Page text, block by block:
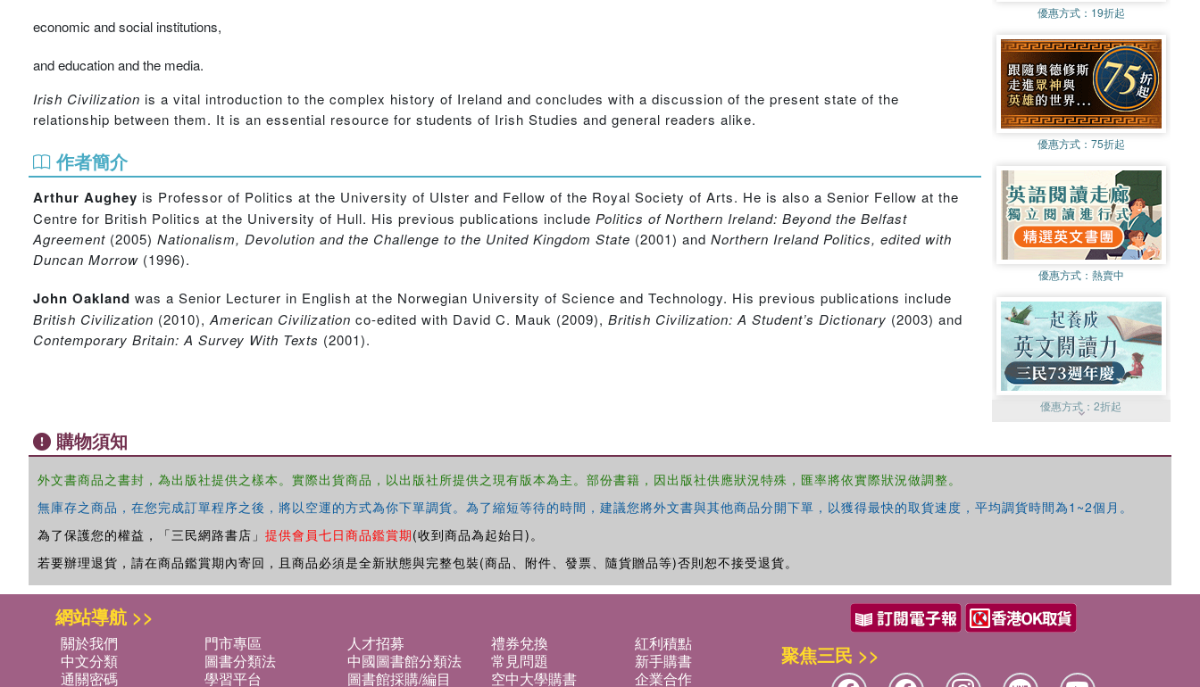
economic and social institutions,
and education and the media.
Irish Civilization is a vital introduction to the complex history of Ireland and concludes with a discussion of the present state of the
relationship between them. It is an essential resource for students of Irish Studies and general readers alike.
作者簡介
Arthur Aughey is Professor of Politics at the University of Ulster and Fellow of the Royal Society of Arts. He is also a Senior Fellow at the
Centre for British Politics at the University of Hull. His previous publications include Politics of Northern Ireland: Beyond the Belfast
Agreement (2005) Nationalism, Devolution and the Challenge to the United Kingdom State (2001) and Northern Ireland Politics, edited with
Duncan Morrow (1996).
John Oakland was a Senior Lecturer in English at the Norwegian University of Science and Technology. His previous publications include
British Civilization (2010), American Civilization co-edited with David C. Mauk (2009), British Civilization: A Student’s Dictionary (2003) and
Contemporary Britain: A Survey With Texts (2001).
優惠方式： 19折起
優惠方式： 75折起
優惠方式： 熱賣中
優惠方式：2折起
購物須知
外文書商品之書封，為出版社提供之樣本。實際出貨商品，以出版社所提供之現有版本為主。部份書籍，因出版社供應狀況特殊，匯率將依實際狀況做調整。
無庫存之商品，在您完成訂單程序之後，將以空運的方式為你下單調貨。為了縮短等待的時間，建議您將外文書與其他商品分開下單，以獲得最快的取貨速度，平均調貨時間為1~2個月。
為了保護您的權益，「三民網路書店」 提供會員七日商品鑑賞期(收到商品為起始日)。
若要辦理退貨，請在商品鑑賞期內寄回，且商品必須是全新狀態與完整包裝(商品、附件、發票、隨貨贈品等)否則恕不接受退貨。
網站導航 >>
關於我們 門市專區 人才招募 禮券兌換
紅利積點
中文分類
圖書分類法 中國圖書館分類法 常見問題
新手購書
通關密碼
學習平台 圖書館採購/編目 空中大學購書
企業合作
聚焦三民 >>